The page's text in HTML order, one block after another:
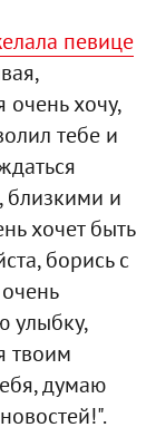
певице
очень хочу,
тебе и
и
хочет быть
борись с
улыбку,
твоим
думаю